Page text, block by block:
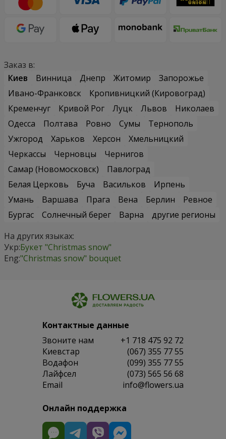
Заказ в:
Киев
Винница Днепр Житомир
Запорожье
Ивано-Франковск
Кропивницкий (Кировоград)
Кременчуг
Кривой Рог Луцк Львов
Николаев
Одесса
Полтава Ровно Сумы
Тернополь
Ужгород
Харьков Херсон
Хмельницкий
Черкассы
Черновцы
Чернигов
Самар (Новомосковск)
Павлоград
Белая Церковь
Буча Васильков
Ирпень
Умань
Варшава Прага Вена Берлин
Ревное
Бургас
Солнечный берег Варна
другие регионы
На других языках:
Укр:Букет "Christmas snow"
Eng:"Christmas snow" bouquet
Контактные данные
Звоните нам
+1 718 475 92 72
Киевстар
(067) 355 77 55
Водафон
(099) 355 77 55
Лайфсел
(073) 565 56 68
Email
info@flowers.ua
Онлайн поддержка